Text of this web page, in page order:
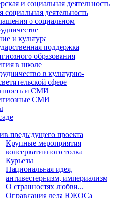
и социальная деятельность
социальная деятельность
о социальном
и культура
поддержка
образования
в школе
в культурно-
сфере
и СМИ
СМИ
предыдущего проекта
Крупные мероприятия
консервативного толка
Курьезы
Национальная идея,
антивестернизм, империализм
О странностях любви...
Оправдания дела ЮКОСа